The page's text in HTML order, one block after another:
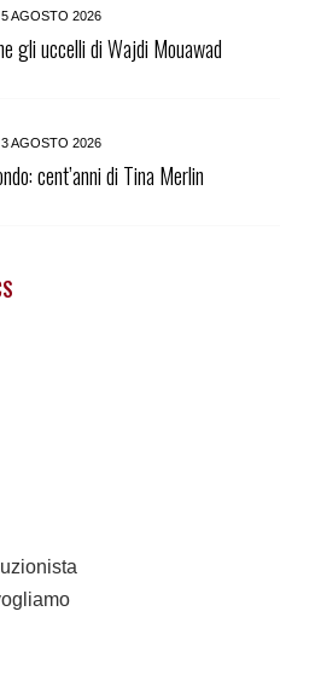
5 AGOSTO 2026
gli uccelli di Wajdi Mouawad
3 AGOSTO 2026
cent’anni di Tina Merlin